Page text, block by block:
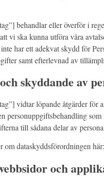
behandlar eller överför i
vi ska kunna utföra våra
har ett adekvat skydd för
samt efterlevnad av
skyddande av
vidtar löpande åtgärder för
personuppgiftsbehandling
till sådana delar av
om dataskyddsförordningen här:
och